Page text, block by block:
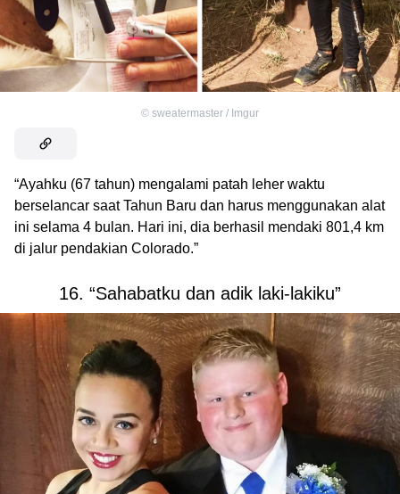
© sweatermaster / Imgur
“Ayahku (67 tahun) mengalami patah leher waktu
berselancar saat Tahun Baru dan harus menggunakan alat
ini selama 4 bulan. Hari ini, dia berhasil mendaki 801,4 km
di jalur pendakian Colorado.”
16. “Sahabatku dan adik laki-lakiku”